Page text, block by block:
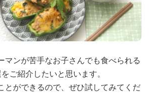
マンが苦手なお子さんでも食べられる
ご紹介したいと思います。
とができるので、ぜひ試してみてくだ